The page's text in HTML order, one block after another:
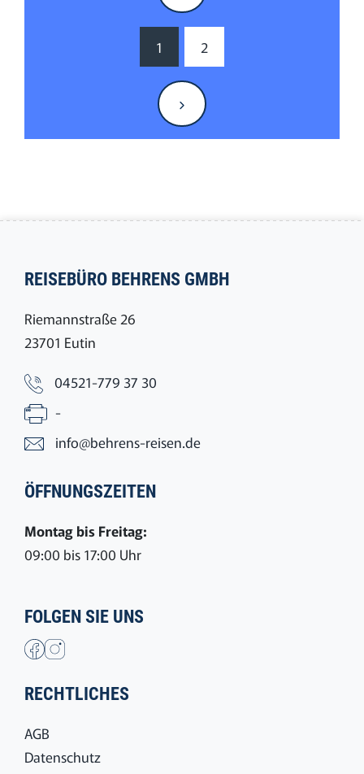
1 2
REISEBÜRO BEHRENS GMBH
Riemannstraße 26
23701 Eutin
04521-779 37 30
-
info@behrens-reisen.de
ÖFFNUNGSZEITEN
Montag bis Freitag:
09:00 bis 17:00 Uhr
FOLGEN SIE UNS
RECHTLICHES
AGB
Datenschutz